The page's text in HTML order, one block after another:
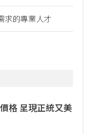
求的專業人才
格 呈現正統又美